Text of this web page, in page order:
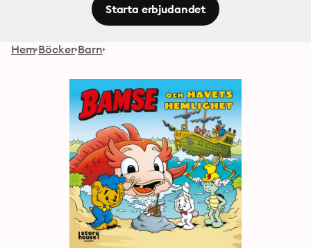
Starta erbjudandet
Hem Böcker Barn